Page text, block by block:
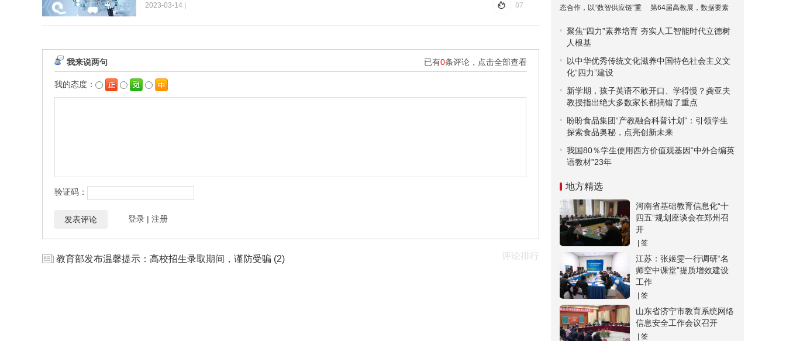
2023-03-14 | 87
评论排行
教育部发布温馨提示：高校招生录取期间，谨防受骗 (2)
态合作，以“数智供应链”重
第64届高教展，数据要素
聚焦“四力”素养培育 夯实人工智能时代立德树
人根基
以中华优秀传统文化滋养中国特色社会主义文
化“四力”建设
新学期，孩子英语不敢开口、学得慢？龚亚夫
教授指出绝大多数家长都搞错了重点
盼盼食品集团“产教融合科普计划”：引领学生
探索食品奥秘，点亮创新未来
我国80％学生使用西方价值观基因“中外合编英
语教材”23年
地方精选
河南省基础教育信息化“十
四五”规划座谈会在郑州召
开
| 签
江苏：张姬雯一行调研“名
师空中课堂”提质增效建设
工作
| 签
山东省济宁市教育系统网络
信息安全工作会议召开
| 签